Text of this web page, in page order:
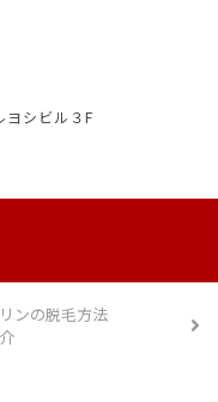
ヨシビル３F
ンの脱毛方法